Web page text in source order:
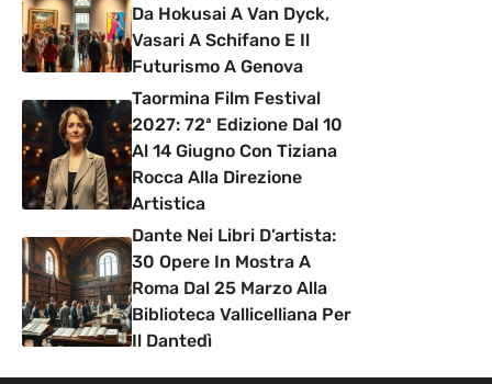
Da Hokusai A Van Dyck,
Vasari A Schifano E Il
Futurismo A Genova
Taormina Film Festival
2027: 72ª Edizione Dal 10
Al 14 Giugno Con Tiziana
Rocca Alla Direzione
Artistica
Dante Nei Libri D’artista:
30 Opere In Mostra A
Roma Dal 25 Marzo Alla
Biblioteca Vallicelliana Per
Il Dantedì